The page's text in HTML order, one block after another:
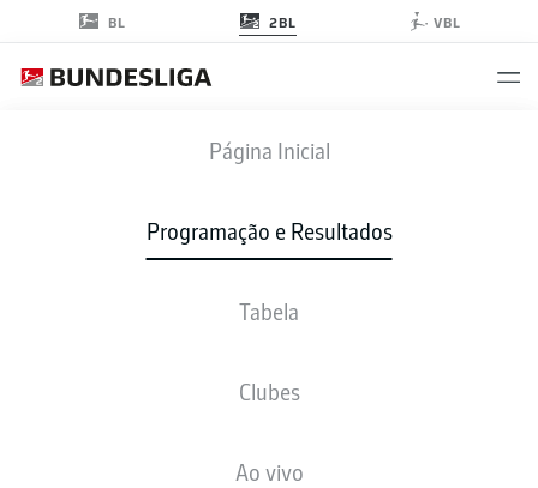
BL 2BL VBL
Página Inicial
Programação e Resultados
Tabela
Clubes
Ao vivo
KSC H96
ESCALAÇÕES